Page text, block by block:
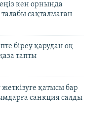
кен орнында
сақталмаған
біреу қарудан оқ
тапты
қатысы бар
санкция салды